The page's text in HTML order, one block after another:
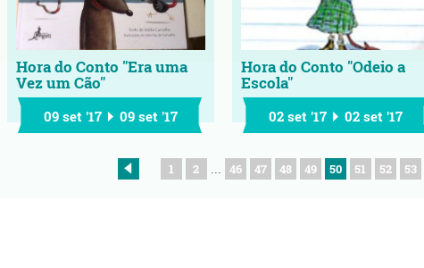
Hora do Conto "Era uma
Vez um Cão"
09 set '17 09 set '17
Hora do Conto "Odeio a
Escola"
02 set '17 02 set '17
1 2 46 47 48 49 50 51 52 53